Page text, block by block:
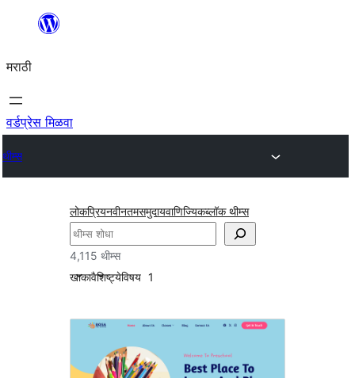
सामुग्रीवर
मराठी
वर्डप्रेस मिळवा
थीम्स
लोकप्रियनवीनतमसमुदायवाणिज्यिकब्लॉक थीम्स
शोधा
4,115 थीम्स
खाकावैशिष्ट्येविषय 1
पोर्टफोलिओ